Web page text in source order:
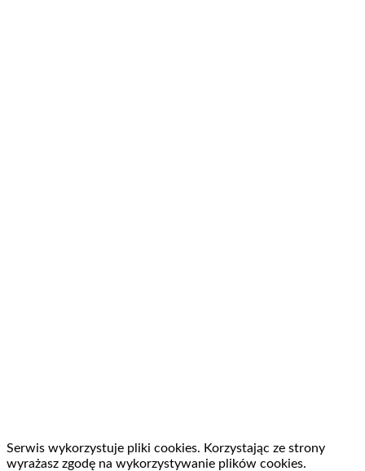
Serwis wykorzystuje pliki cookies. Korzystając ze strony
wyrażasz zgodę na wykorzystywanie plików cookies.